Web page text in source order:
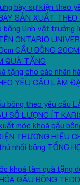
SẢN XUẤT THEO
ONTARIO
GẤU BÔNG
QUÀ TẶNG
YÊU CẦU LÀM
SỐ LƯỢNG ÍT
THƯƠNG HIỆU
TỔNG
GẤU BÔNG